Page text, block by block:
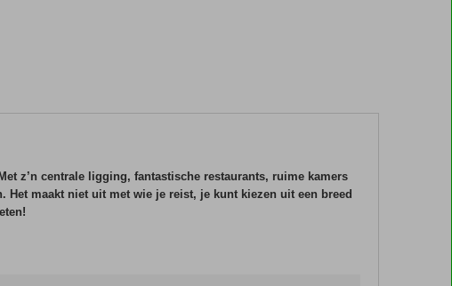
z’n centrale ligging, fantastische restaurants, ruime kamers
maakt niet uit met wie je reist, je kunt kiezen uit een breed